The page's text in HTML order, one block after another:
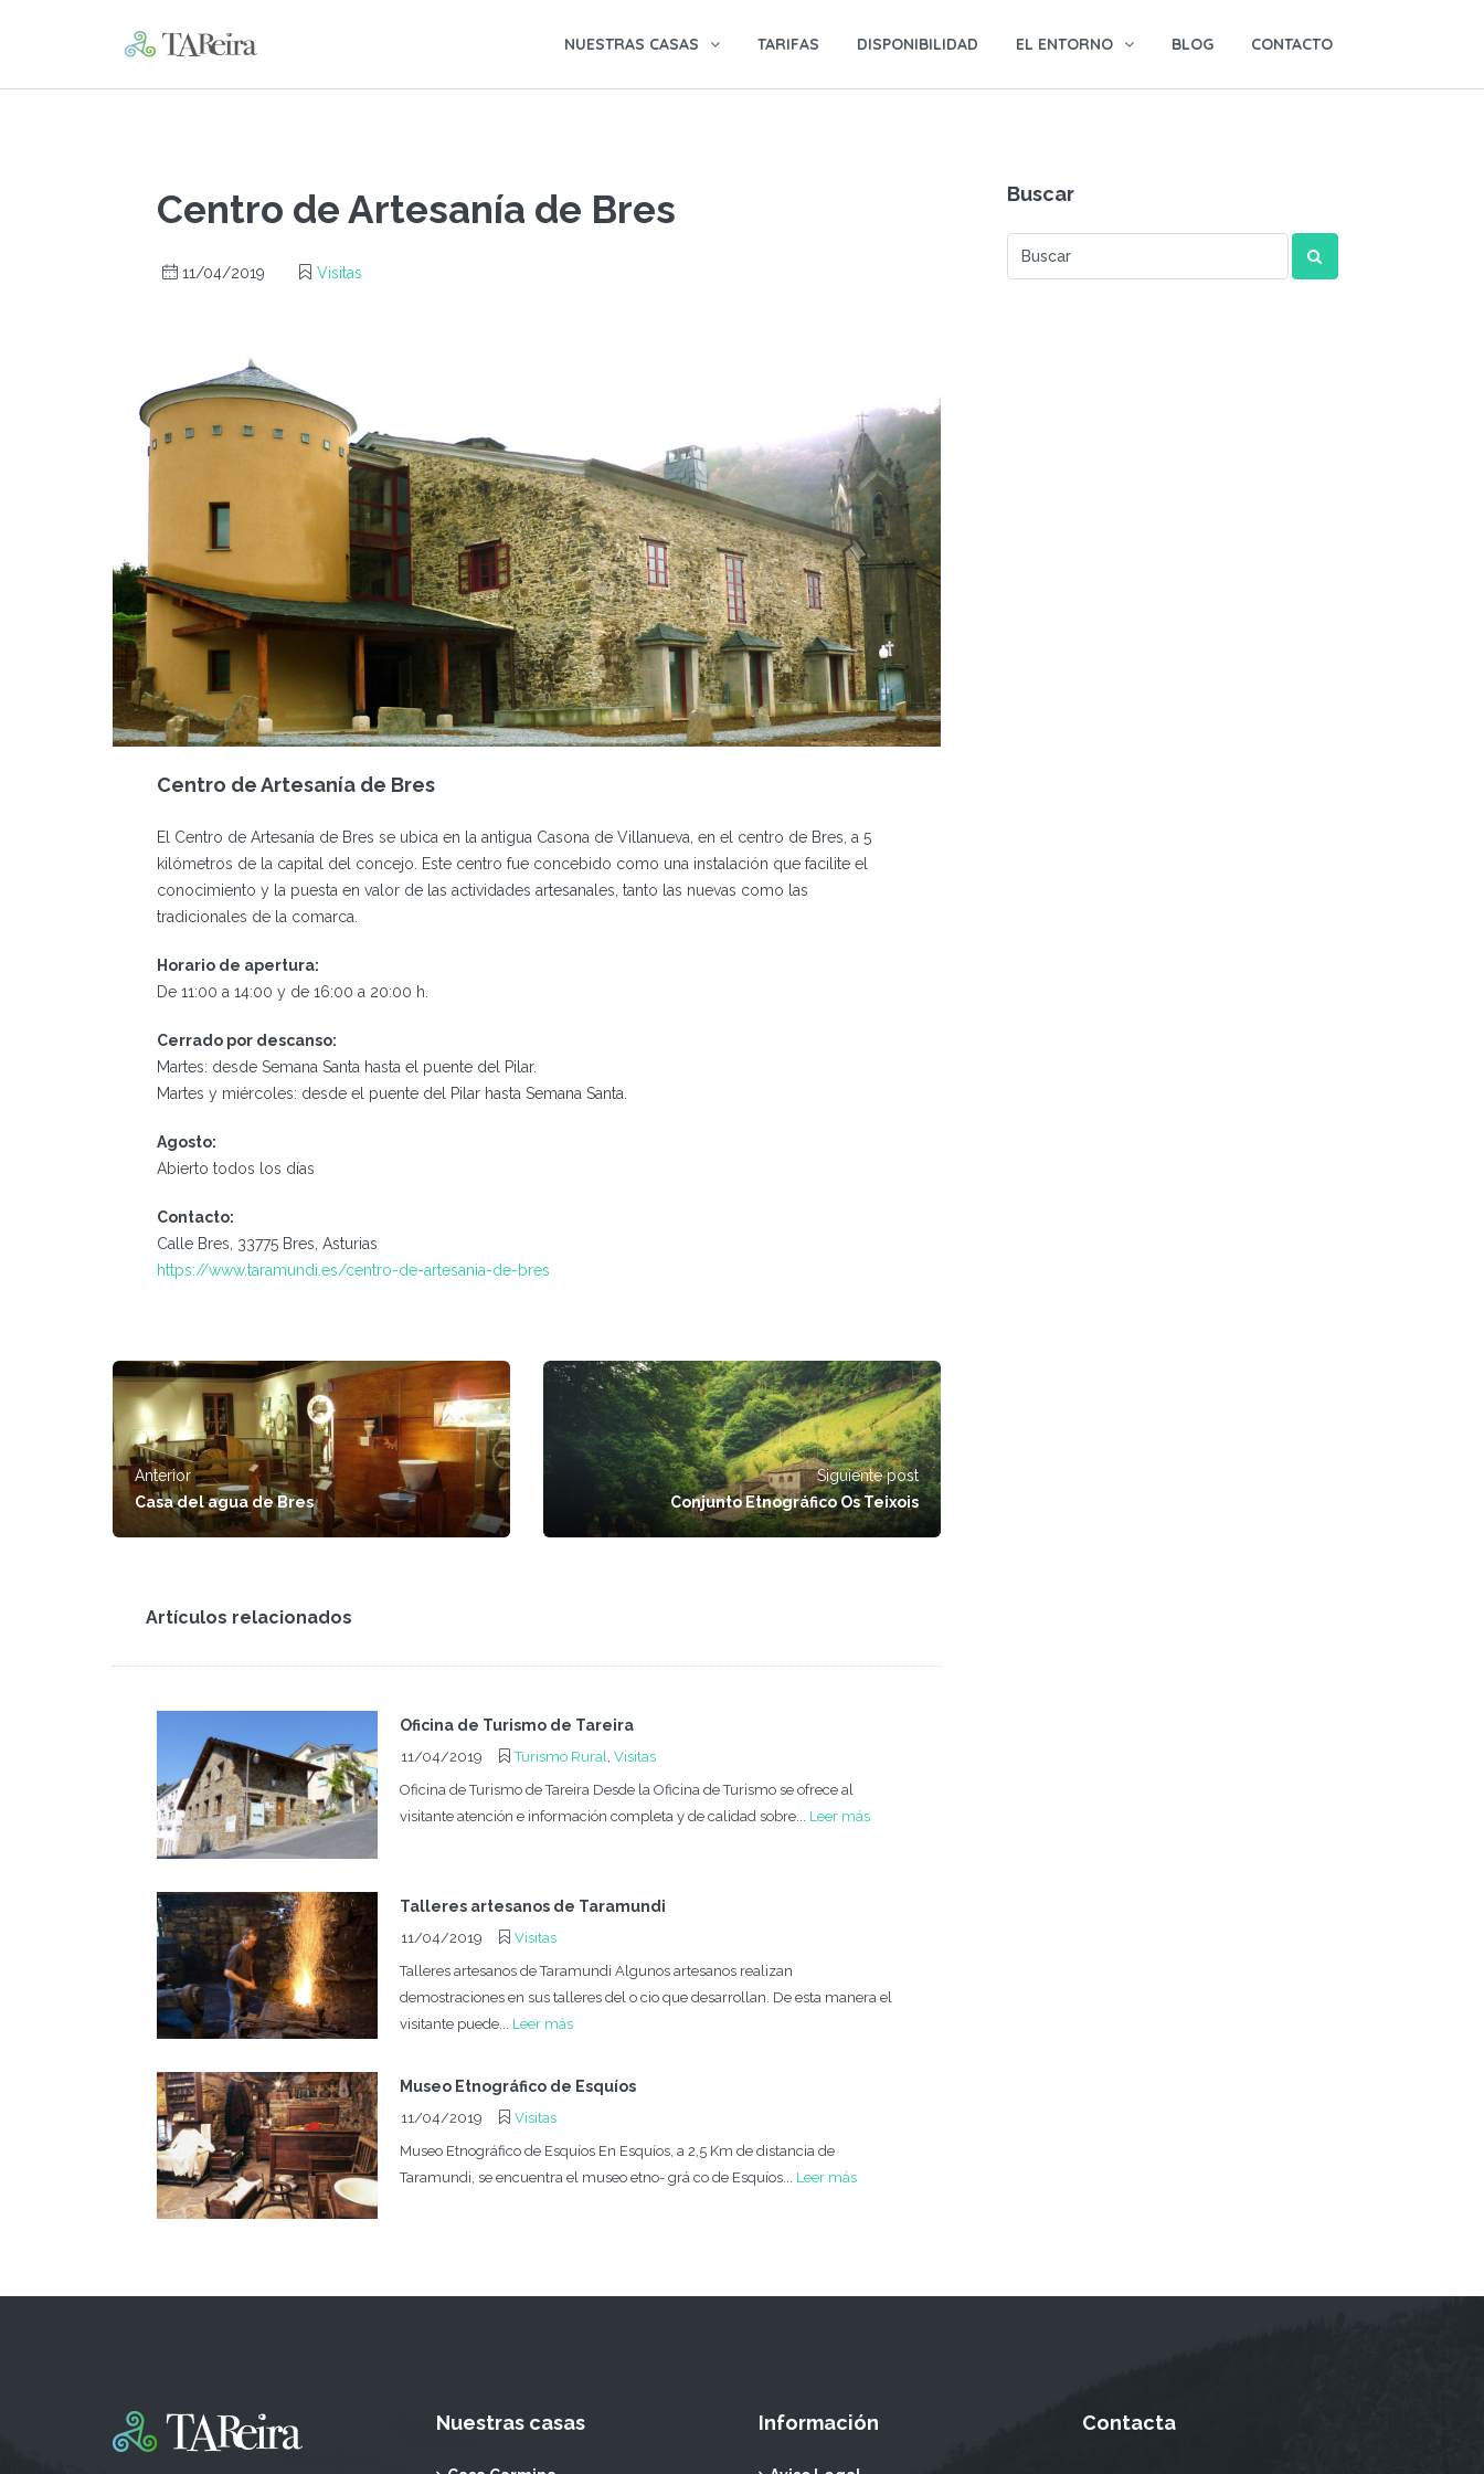
NUESTRAS CASAS TARIFAS DISPONIBILIDAD EL ENTORNO BLOG CONTACTO
Centro de Artesanía de Bres
11/04/2019 Visitas
Centro de Artesanía de Bres
El Centro de Artesanía de Bres se ubica en la antigua Casona de Villanueva, en el centro de Bres, a 5
kilómetros de la capital del concejo. Este centro fue concebido como una instalación que facilite el
conocimiento y la puesta en valor de las actividades artesanales, tanto las nuevas como las
tradicionales de la comarca.
Horario de apertura:
De 11:00 a 14:00 y de 16:00 a 20:00 h.
Cerrado por descanso:
Martes: desde Semana Santa hasta el puente del Pilar.
Martes y miércoles: desde el puente del Pilar hasta Semana Santa.
Agosto:
Abierto todos los días
Contacto:
Calle Bres, 33775 Bres, Asturias
https://www.taramundi.es/centro-de-artesania-de-bres
Anterior
Casa del agua de Bres
Siguiente post
Conjunto Etnográfico Os Teixois
Artículos relacionados
Oficina de Turismo de Tareira
11/04/2019 Turismo Rural, Visitas
Oficina de Turismo de Tareira Desde la Oficina de Turismo se ofrece al
visitante atención e información completa y de calidad sobre... Leer más
Talleres artesanos de Taramundi
11/04/2019
Visitas
Talleres artesanos de Taramundi Algunos artesanos realizan
demostraciones en sus talleres del o cio que desarrollan. De esta manera el
visitante puede... Leer más
Museo Etnográfico de Esquíos
11/04/2019
Visitas
Museo Etnográfico de Esquíos En Esquíos, a 2,5 Km de distancia de
Taramundi, se encuentra el museo etno- grá co de Esquíos... Leer más
Buscar
Nuestras casas Información Contacta